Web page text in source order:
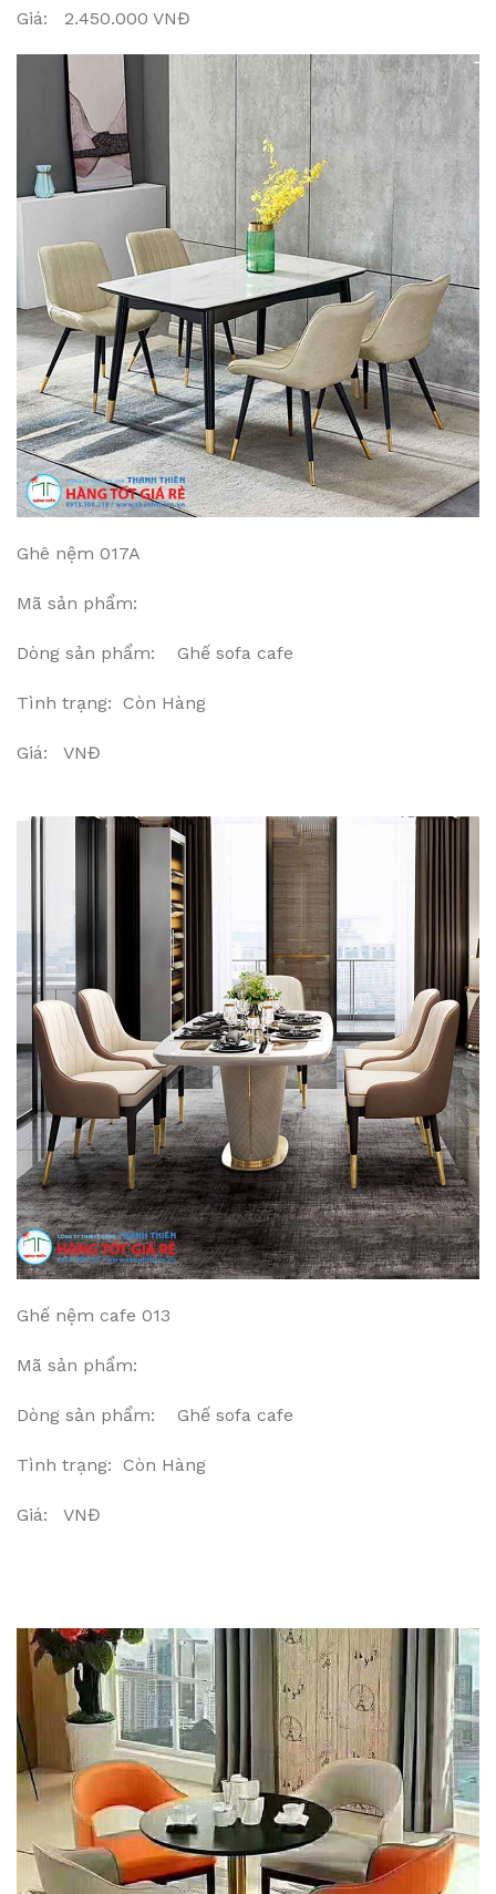
Giá: 2.450.000 VNĐ
Ghê nệm 017A
Mã sản phẩm:
Dòng sản phẩm: Ghế sofa cafe
Tình trạng: Còn Hàng
Giá: VNĐ
Ghế nệm cafe 013
Mã sản phẩm:
Dòng sản phẩm: Ghế sofa cafe
Tình trạng: Còn Hàng
Giá: VNĐ